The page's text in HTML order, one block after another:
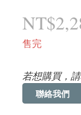
售完
若想購買，請
聯絡我們